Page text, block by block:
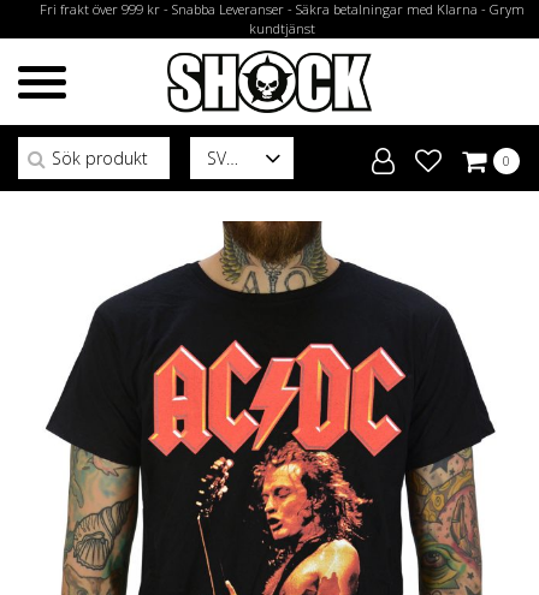
Fri frakt över 999 kr - Snabba Leveranser - Säkra betalningar med Klarna - Grym
kundtjänst
SV
Sök efter:
0